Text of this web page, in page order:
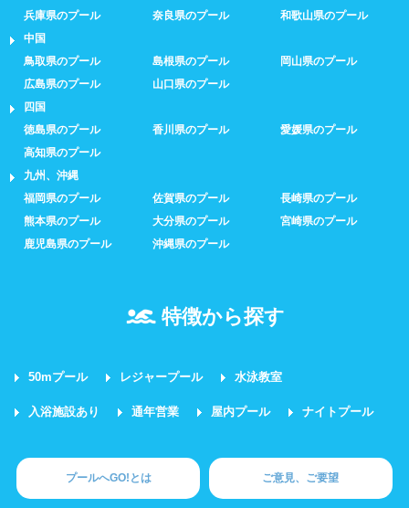
兵庫県のプール
奈良県のプール
和歌山県のプール
中国
鳥取県のプール
島根県のプール
岡山県のプール
広島県のプール
山口県のプール
四国
徳島県のプール
香川県のプール
愛媛県のプール
高知県のプール
九州、沖縄
福岡県のプール
佐賀県のプール
長崎県のプール
熊本県のプール
大分県のプール
宮崎県のプール
鹿児島県のプール
沖縄県のプール
特徴から探す
50mプール レジャープール 水泳教室
入浴施設あり 通年営業 屋内プール ナイトプール
プールへGO!とは ご意見、ご要望